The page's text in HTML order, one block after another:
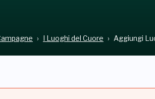
I Luoghi del Cuore Aggiungi